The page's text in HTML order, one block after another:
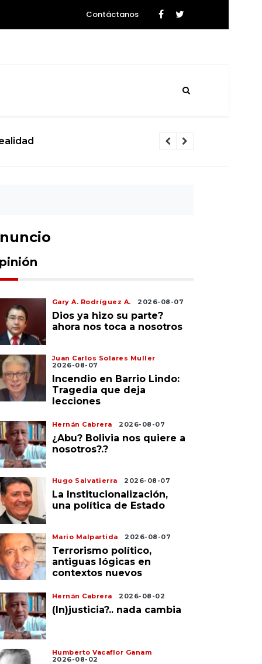
Contáctanos
del Caos que rozará la Tierra
Gary A. Rodríguez A. 2026-08-07
Dios ya hizo su parte?
ahora nos toca a nosotros
Juan Carlos Solares Muller
2026-08-07
Incendio en Barrio Lindo:
Tragedia que deja
lecciones
Hernán Cabrera 2026-08-07
¿Abu? Bolivia nos quiere a
nosotros?.?
Hugo Salvatierra 2026-08-07
La Institucionalización,
una política de Estado
Mario Malpartida 2026-08-07
Terrorismo político,
antiguas lógicas en
contextos nuevos
Hernán Cabrera 2026-08-02
(In)justicia?.. nada cambia
Humberto Vacaflor Ganam
2026-08-02